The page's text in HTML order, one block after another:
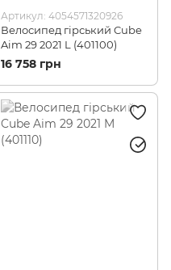
Артикул: 4054571320926
Велосипед гірський Cube
Aim 29 2021 L (401100)
16 758 грн